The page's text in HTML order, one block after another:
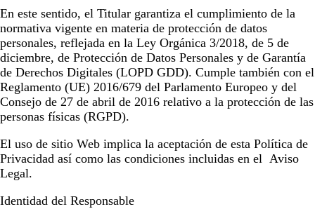
En este sentido, el Titular garantiza el cumplimiento de la
normativa vigente en materia de protección de datos
personales, reflejada en la Ley Orgánica 3/2018, de 5 de
diciembre, de Protección de Datos Personales y de Garantía
de Derechos Digitales (LOPD GDD). Cumple también con el
Reglamento (UE) 2016/679 del Parlamento Europeo y del
Consejo de 27 de abril de 2016 relativo a la protección de las
personas físicas (RGPD).
El uso de sitio Web implica la aceptación de esta Política de
Privacidad así como las condiciones incluidas en el Aviso
Legal.
Identidad del Responsable